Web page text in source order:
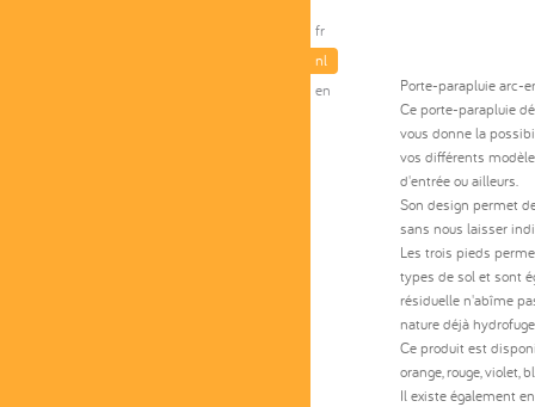
fr
nl
en
Porte-parapluie arc-
Ce porte-parapluie
vous donne la
vos différents
d'entrée ou ailleurs.
Son design permet
sans nous laisser
Les trois pieds
types de sol et sont
résiduelle n'abîme
nature déjà
Ce produit est
orange, rouge, violet,
Il existe également